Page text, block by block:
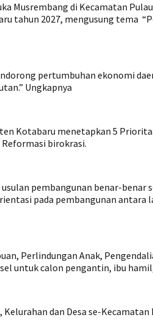
Musrembang di Kecamatan
tahun 2027, mengusung tema
pertumbuhan ekonomi
Ungkapnya
Kotabaru menetapkan 5
birokrasi.
pembangunan benar-
pada pembangunan
Perlindungan Anak,
untuk calon pengantin, ibu
dan Desa se-